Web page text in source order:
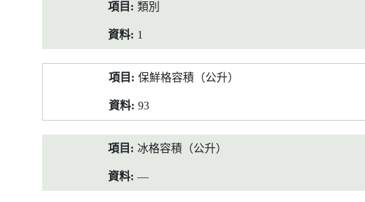
類別
1
保鮮格容積（公升）
93
冰格容積（公升）
—